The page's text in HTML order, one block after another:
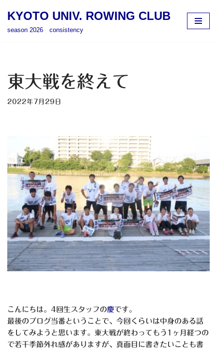
へ
KYOTO UNIV. ROWING CLUB
season 2026 consistency
東大戦を終えて
2022年7月29日
こんにちは。 4 回生スタッフの慶です。
最後のブログ当番ということで、今回くらいは中身のある話
をしてみようと思います。東大戦が終わってもう 1 ヶ月経つの
で若干季節外れ感がありますが、真面目に書きたいことも書